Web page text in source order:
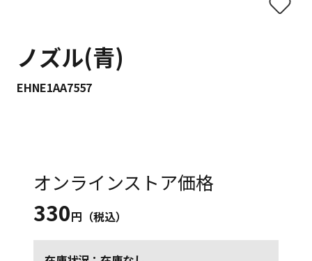
ノズル(青)
EHNE1AA7557
オンラインストア価格
330円（税込）